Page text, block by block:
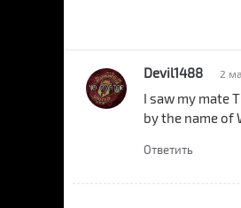
Devil1488 2
I saw my mate
by the name of
Ответить